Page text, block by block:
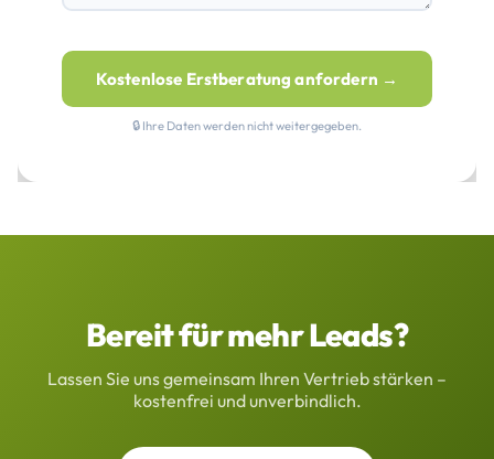
Kostenlose Erstberatung anfordern →
🔒 Ihre Daten werden nicht weitergegeben.
Bereit für mehr Leads?
Lassen Sie uns gemeinsam Ihren Vertrieb stärken –
kostenfrei und unverbindlich.